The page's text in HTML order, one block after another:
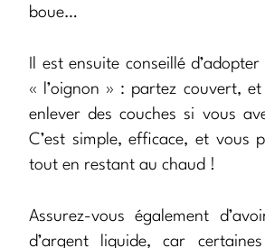
boue…
Il est ensuite conseillé
« l’oignon » : partez couvert, et
enlever des couches si vous
C’est simple, efficace, et vous
tout en restant au chaud !
Assurez-vous également
d’argent liquide, car